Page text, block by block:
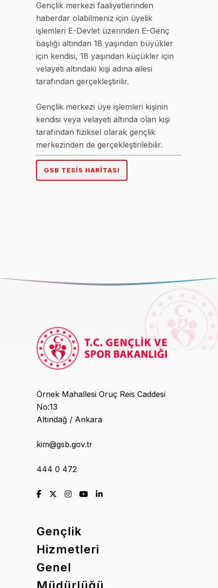
Gençlik merkezi faaliyetlerinden
haberdar olabilmeniz için üyelik
işlemleri E-Devlet üzerinden E-Genç
başlığı altından 18 yaşından büyükler
için kendisi, 18 yaşından küçükler için
velayeti altındaki kişi adına ailesi
tarafından gerçekleştirilir.
Gençlik merkezi üye işlemleri kişinin
kendisi veya velayeti altında olan kişi
tarafından fiziksel olarak gençlik
merkezinden de gerçekleştirilebilir.
GSB TESIS HARITASI
Örnek Mahallesi Oruç Reis Caddesi
No:13
Altındağ / Ankara
kim@gsb.gov.tr
444 0 472
Gençlik
Hizmetleri
Genel